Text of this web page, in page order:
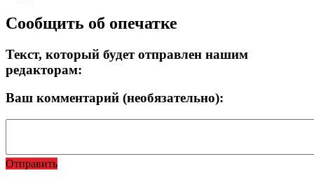
Сообщить об опечатке
Текст, который будет отправлен нашим
редакторам:
Ваш комментарий (необязательно):
Отправить